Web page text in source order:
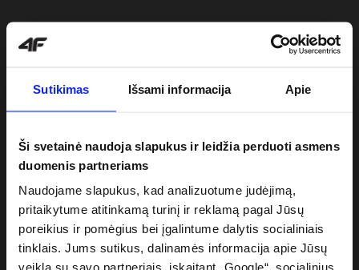
Sutikimas Išsami informacija Apie
Ši svetainė naudoja slapukus ir leidžia perduoti asmens
duomenis partneriams
Naudojame slapukus, kad analizuotume judėjimą,
pritaikytume atitinkamą turinį ir reklamą pagal Jūsų
poreikius ir pomėgius bei įgalintume dalytis socialiniais
tinklais. Jums sutikus, dalinamės informacija apie Jūsų
veiklą su savo partneriais, įskaitant „Google“, socialinius